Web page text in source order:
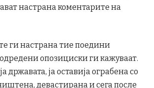
настрана коментарите на
ги настрана тие поедини
опозициски ги кажуваат.
државата, ја оставија ограбена со
девастирана и сега после